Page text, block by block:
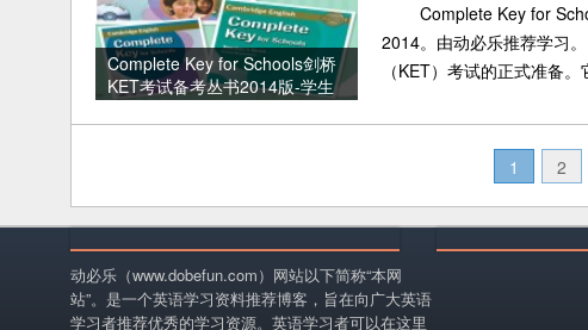
Complete Key for Schools剑桥
KET考试备考丛书2014版-学生
Complete Key for
2014。由动必乐推荐学
（KET）考试的正式准备
1 2
动必乐（www.dobefun.com）网站以下简称“本网
站”。是一个英语学习资料推荐博客，旨在向广大英语
学习者推荐优秀的学习资源。英语学习者可以在这里